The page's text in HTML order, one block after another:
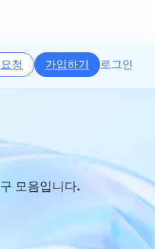
청 가입하기 로그인
모음입니다.